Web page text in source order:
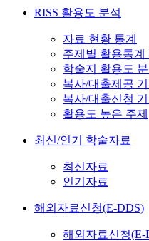
RISS 활용도 분석
자료 현황 통계
주제별 활용통계
학술지 활용도
복사/대출제공
복사/대출신청
활용도 높은 주제
최신/인기 학술자료
최신자료
인기자료
해외자료신청(E-DDS)
해외자료신청(E-